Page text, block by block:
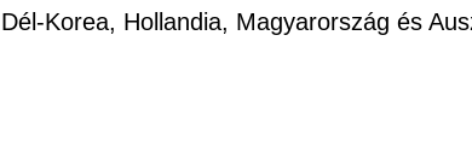
Korea, Hollandia, Magyarország és